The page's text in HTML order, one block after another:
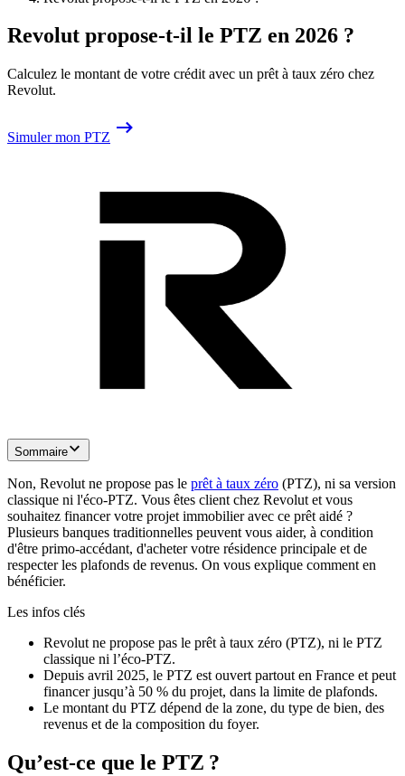
Revolut propose-t-il le PTZ en 2026 ?
Calculez le montant de votre crédit avec un prêt à taux zéro chez
Revolut.
Simuler mon PTZ
Sommaire
Non, Revolut ne propose pas le prêt à taux zéro (PTZ), ni sa version
classique ni l'éco-PTZ. Vous êtes client chez Revolut et vous
souhaitez financer votre projet immobilier avec ce prêt aidé ?
Plusieurs banques traditionnelles peuvent vous aider, à condition
d'être primo-accédant, d'acheter votre résidence principale et de
respecter les plafonds de revenus. On vous explique comment en
bénéficier.
Les infos clés
Revolut ne propose pas le prêt à taux zéro (PTZ), ni le PTZ
classique ni l’éco-PTZ.
Depuis avril 2025, le PTZ est ouvert partout en France et peut
financer jusqu’à 50 % du projet, dans la limite de plafonds.
Le montant du PTZ dépend de la zone, du type de bien, des
revenus et de la composition du foyer.
Qu’est-ce que le PTZ ?